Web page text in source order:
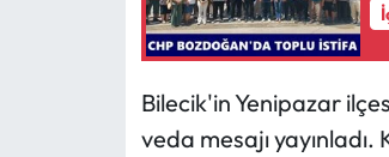
Bilecik'in Yenipazar
veda mesajı
HABER İLAN